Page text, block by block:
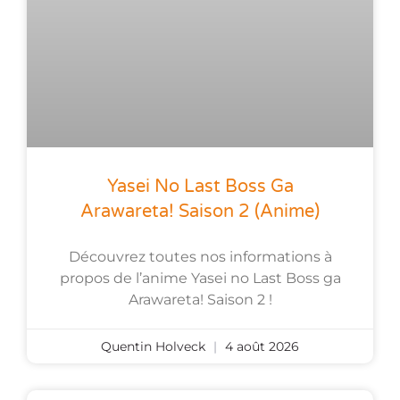
Yasei No Last Boss Ga
Arawareta! Saison 2 (anime)
Découvrez toutes nos informations à
propos de l’anime Yasei no Last Boss ga
Arawareta! Saison 2 !
Quentin Holveck 4 août 2026